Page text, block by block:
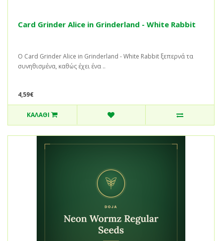
Card Grinder Alice in Grinderland - White Rabbit
Ο Card Grinder Alice in Grinderland - White Rabbit ξεπερνά τα
συνηθισμένα, καθώς έχει ένα ..
4,59€
ΚΑΛΆΘΙ